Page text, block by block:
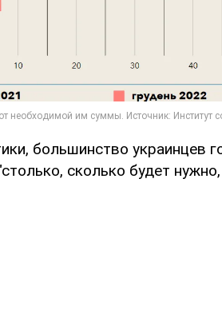
большинство украинцев
сколько будет